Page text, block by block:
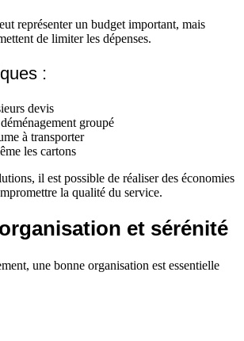
représenter un budget important, mais
de limiter les dépenses.
:
devis
groupé
à transporter
les cartons
il est possible de réaliser des économies
la qualité du service.
et sérénité
une bonne organisation est essentielle